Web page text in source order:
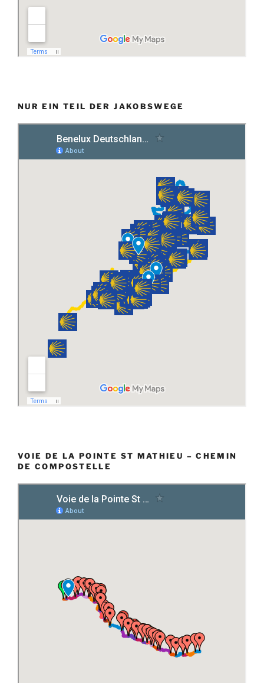
NUR EIN TEIL DER JAKOBSWEGE
VOIE DE LA POINTE ST MATHIEU – CHEMIN
DE COMPOSTELLE